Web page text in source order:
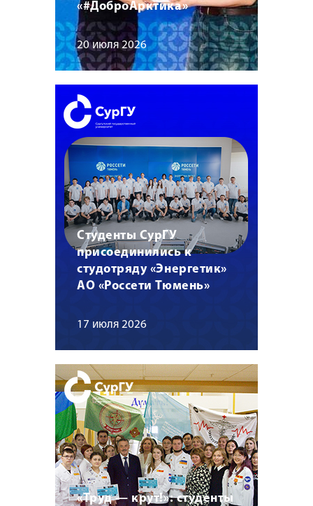
«#ДоброАрктика»
20 июля 2026
Студенты СурГУ
присоединились к
студотряду «Энергетик»
АО «Россети Тюмень»
17 июля 2026
«Труд — крут!»: студенты